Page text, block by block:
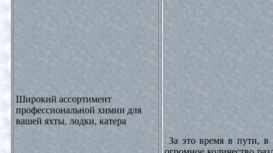
Широкий ассортимент
профессиональной химии для
вашей яхты, лодки, катера
За это время в пути, в